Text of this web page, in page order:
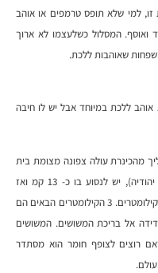
למי שלא תופס טרמפים או אוהב
או רכב מוריד ואוסף. המסלול כשלעצמו לא ארוך
ללכת במיוחד אבל יש לו חיבה
מהכינרת עולה צפונה מצומת בית
צידא (צומת הנמצאת 1.5 קמ מערבית לצומת יהודיה), יש לנסוע בו כ- 13 קמ ואז
לפנות מזרחה ודרומה ולנסוע בכביש סביר כ – 7 קילומטרים. 3 הקילומטרים הבאים הם
אל בריכת המשושים. המשושים
רוצים לצופף חומר הוא מסתדר